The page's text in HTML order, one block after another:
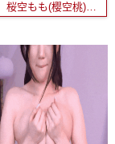
TRE2023日记(6)：不只有机食品！桜空もも(樱空桃)在TRE还吃了这个！